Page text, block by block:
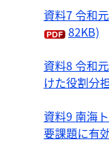
資料7 令和
82KB)
資料8 令和
けた役割分
資料9 南海
要課題に有